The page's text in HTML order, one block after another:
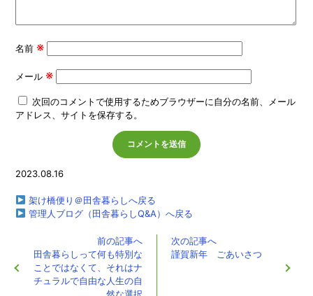
名前 ※
メール ※
次回のコメントで使用するためブラウザーに自分の名前、メール
アドレス、サイトを保存する。
2023.08.16
架け橋便り＠田舎暮らしへ戻る
管理人ブログ（田舎暮らしQ&A）へ戻る
前の記事へ
田舎暮らしって何も特別な
ことではなくて、それはナ
チュラルで自由な人生の自
次の記事へ
謹賀新年 ごあいさつ